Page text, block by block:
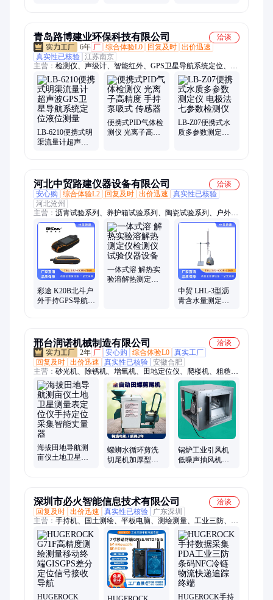
青岛路博建业环保科技有限公司
洽谈
6年 厂 综合体验L0 回复及时 出价迅速
真实性已核验 江苏南京
主营： 检测仪、声级计、智能红外、GPS卫星导航系统定位、静
电能谱、职业卫生、水质自动、生物安全柜、电子流量计、水质
采样器、红外测温仪、烟气测试仪、气体分析仪、烟尘采样器、
明渠流量计、微生物采样器、气溶胶采样器、厨房油烟检测
LB-6210便携式明
渠流量计超声波
便携式PID气体检
测仪 光离子高精
LB-Z07便携式水
质多参数测定仪
河北中贸路建仪器设备有限公司
洽谈
安心购
综合体验L2 回复及时 出价迅速
真实性已核验
河北沧州
主营： 沥青试验系列、养护箱试验系列、陶瓷试验系列、户外卫
星导航、土工布试验系列
彩途 K20B北斗户
外手持GPS导航定
一体式溶 解热实
验溶解热测定仪
中贸 LHL-3型沥
青含水量测定仪
邢台润诺机械制造有限公司
洽谈
2年 厂 安心购 综合体验L0 真实工厂
回复及时 出价迅速 真实性已核验 安徽合肥
主营： 砂光机、除锈机、增氧机、田地定位仪、爬楼机、粗糙度
仪、加油机、带锯机、压刨机、拉花锯、防窃听检测仪、测亩
仪、选果机、漏水检测仪、水份检测仪、铆钉机、管道疏通你、
电动脚手架
海拔田地导航测
亩仪土地卫星测
螺蛳水循环剪洗
切尾机加厚型快
锅炉工业引风机
低噪声抽风机玻
深圳市必火智能信息技术有限公司
洽谈
回复及时 出价迅速 真实性已核验
广东深圳
主营： 手持机、国土测绘、平板电脑、测绘测量、工业三防、电
力巡检、动物标签、智能终端、移动终端、数据采集器、工业物
联网、防爆手持终端、物流仓储管理
HUGEROCK HUGEROCK手持